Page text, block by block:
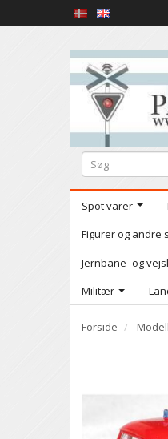
Spot varer
Figurer og andre
Jernbane- og
Militær
Forside